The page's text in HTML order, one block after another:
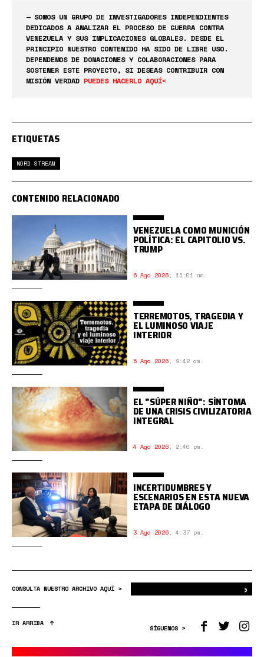
— SOMOS UN GRUPO DE INVESTIGADORES INDEPENDIENTES
DEDICADOS A ANALIZAR EL PROCESO DE GUERRA CONTRA
VENEZUELA Y SUS IMPLICACIONES GLOBALES. DESDE EL
PRINCIPIO NUESTRO CONTENIDO HA SIDO DE LIBRE USO.
DEPENDEMOS DE DONACIONES Y COLABORACIONES PARA
SOSTENER ESTE PROYECTO, SI DESEAS CONTRIBUIR CON
MISIÓN VERDAD PUEDES HACERLO AQUÍ<
ETIQUETAS
NORD STREAM
CONTENIDO RELACIONADO
VENEZUELA COMO MUNICIÓN
POLÍTICA: EL CAPITOLIO VS.
TRUMP
6 Ago 2026, 11:01 am.
TERREMOTOS, TRAGEDIA Y
EL LUMINOSO VIAJE
INTERIOR
5 Ago 2026, 9:42 am.
EL "SÚPER NIÑO": SÍNTOMA
DE UNA CRISIS CIVILIZATORIA
INTEGRAL
4 Ago 2026, 2:40 pm.
INCERTIDUMBRES Y
ESCENARIOS EN ESTA NUEVA
ETAPA DE DIÁLOGO
3 Ago 2026, 4:37 pm.
CONSULTA NUESTRO ARCHIVO AQUÍ > ›
IR ARRIBA
SÍGUENOS >